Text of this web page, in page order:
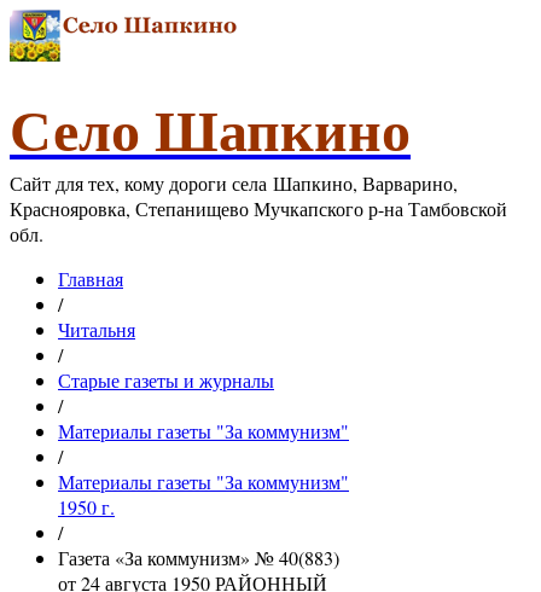
Село Шапкино
Сайт для тех, кому дороги села Шапкино, Варварино,
Краснояровка, Степанищево Мучкапского р-на Тамбовской
обл.
Главная
/
Читальня
/
Старые газеты и журналы
/
Материалы газеты "За коммунизм"
/
Материалы газеты "За коммунизм"
1950 г.
/
Газета «За коммунизм» № 40(883)
от 24 августа 1950 РАЙОННЫЙ